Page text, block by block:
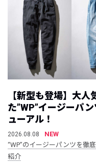
【新型も登場】大人
た”WP”イージーパ
ューアル！
2026.08.08
NEW
“WP”のイージーパンツを徹
紹介